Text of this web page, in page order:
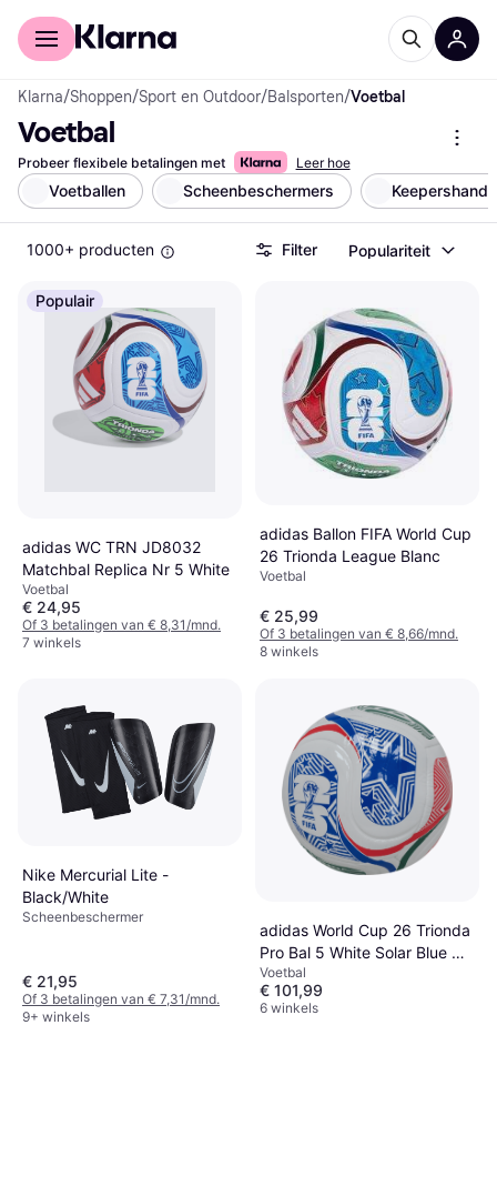
Voor shoppers
Klarna/Shoppen/Sport en Outdoor/Balsporten/Voetbal
Voetbal
Probeer flexibele betalingen met Leer hoe
Voetballen Scheenbeschermers
1000+ producten Filter Populariteit
Populair
adidas WC TRN JD8032
Matchbal Replica Nr 5 White
Voetbal
€ 24,95
Of 3 betalingen van € 8,31/mnd.
7 winkels
adidas Ballon FIFA World Cup
26 Trionda League Blanc
Voetbal
€ 25,99
Of 3 betalingen van € 8,66/mnd.
8 winkels
Nike Mercurial Lite -
Black/White
Scheenbeschermer
€ 21,95
Of 3 betalingen van € 7,31/mnd.
9+ winkels
adidas World Cup 26 Trionda
Pro Bal 5 White Solar Blue Hi-
Res Red Flash Lime
Voetbal
€ 101,99
6 winkels